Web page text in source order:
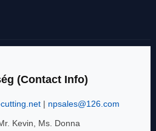
(Contact Info)
| npsales@126.com
Kevin, Ms. Donna